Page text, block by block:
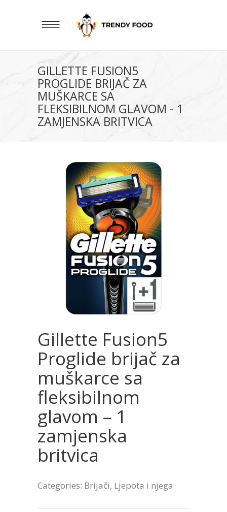
GILLETTE FUSION5
PROGLIDE BRIJAČ ZA
MUŠKARCE SA
FLEKSIBILNOM GLAVOM - 1
ZAMJENSKA BRITVICA
Gillette Fusion5
Proglide brijač za
muškarce sa
fleksibilnom
glavom – 1
zamjenska
britvica
Categories: Brijači, Ljepota i njega